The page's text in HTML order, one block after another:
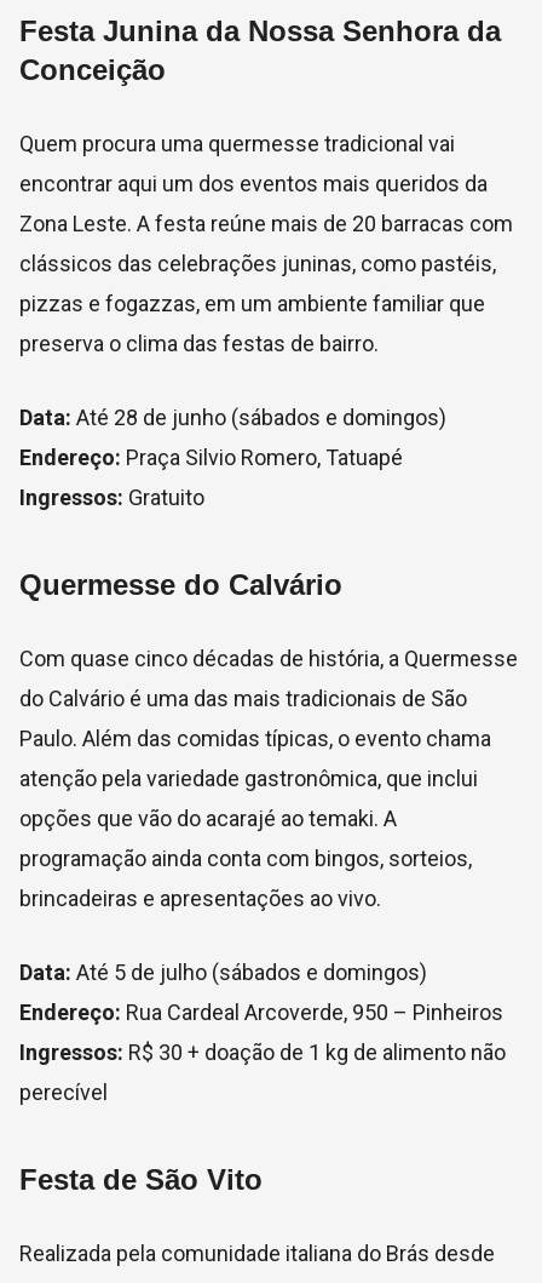
Festa Junina da Nossa Senhora da
Conceição
Quem procura uma quermesse tradicional vai
encontrar aqui um dos eventos mais queridos da
Zona Leste. A festa reúne mais de 20 barracas com
clássicos das celebrações juninas, como pastéis,
pizzas e fogazzas, em um ambiente familiar que
preserva o clima das festas de bairro.
Data: Até 28 de junho (sábados e domingos)
Endereço: Praça Silvio Romero, Tatuapé
Ingressos: Gratuito
Quermesse do Calvário
Com quase cinco décadas de história, a Quermesse
do Calvário é uma das mais tradicionais de São
Paulo. Além das comidas típicas, o evento chama
atenção pela variedade gastronômica, que inclui
opções que vão do acarajé ao temaki. A
programação ainda conta com bingos, sorteios,
brincadeiras e apresentações ao vivo.
Data: Até 5 de julho (sábados e domingos)
Endereço: Rua Cardeal Arcoverde, 950 – Pinheiros
Ingressos: R$ 30 + doação de 1 kg de alimento não
perecível
Festa de São Vito
Realizada pela comunidade italiana do Brás desde